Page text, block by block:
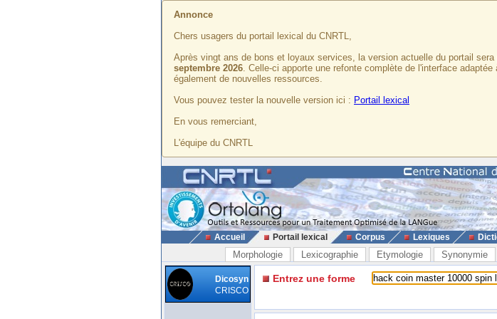
Annonce
Chers usagers du portail lexical du CNRTL,
Après vingt ans de bons et loyaux services, la version actuelle du portail
septembre 2026. Celle-ci apporte une refonte complète de l'interface
également de nouvelles ressources.
Vous pouvez tester la nouvelle version ici : Portail lexical
En vous remerciant,
L'équipe du CNRTL
Accueil Portail lexical Corpus Lexiques
Morphologie Lexicographie Etymologie Synonymie
Dicosyn
CRISCO
Entrez une forme